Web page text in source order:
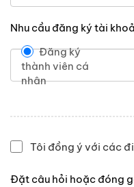
Nhu cầu đăng ký tài
Đăng ký
thành viên cá
nhân
Tôi đồng ý với các
Đặt câu hỏi hoặc đóng